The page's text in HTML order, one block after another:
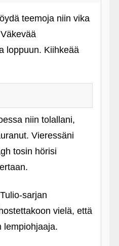
teemoja niin vika
loppuun. Kiihkeää
niin tolallani,
Vieressäni
tosin hörisi
sarjan
vielä, että
lempiohjaaja.